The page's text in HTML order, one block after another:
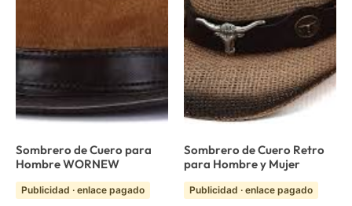
Sombrero de Cuero para
Hombre WORNEW
Publicidad · enlace pagado
Sombrero de Cuero Retro
para Hombre y Mujer
Publicidad · enlace pagado